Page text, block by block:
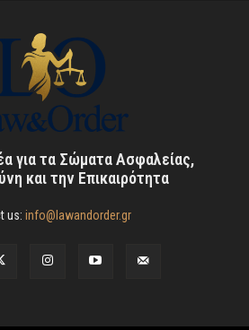
για τα Σώματα Ασφαλείας,
και την Επικαιρότητα
us: info@lawandorder.gr